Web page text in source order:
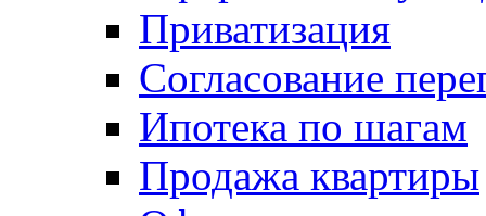
Приватизация
Согласование
Ипотека по шагам
Продажа квартиры